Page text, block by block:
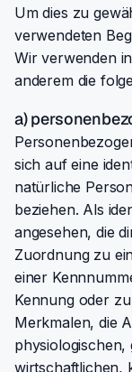
Um dies zu
verwendeten
Wir verwenden
anderem die
a)
sich auf eine
natürliche
beziehen. Als
angesehen, die
Zuordnung zu
einer
Kennung oder
Merkmalen, die
physiologischen,
wirtschaftlichen,